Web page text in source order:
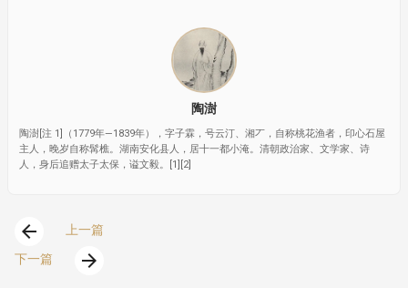
陶澍
陶澍[注 1]（1779年—1839年），字子霖，号云汀、湘丆，自称桃花渔者，印心石屋
主人，晚岁自称髯樵。湖南安化县人，居十一都小淹。清朝政治家、文学家、诗
人，身后追赠太子太保，谥文毅。[1][2]
arrow_back
上一篇
下一篇
arrow_forward